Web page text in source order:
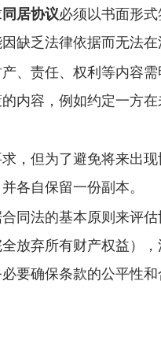
同居协议必须以书面形
缺乏法律依据而无法在
、责任、权利等内容
内容，例如约定一方
，但为了避免将来出
各自保留一份副本。
同法的基本原则来评
放弃所有财产权益）
要确保条款的公平性和